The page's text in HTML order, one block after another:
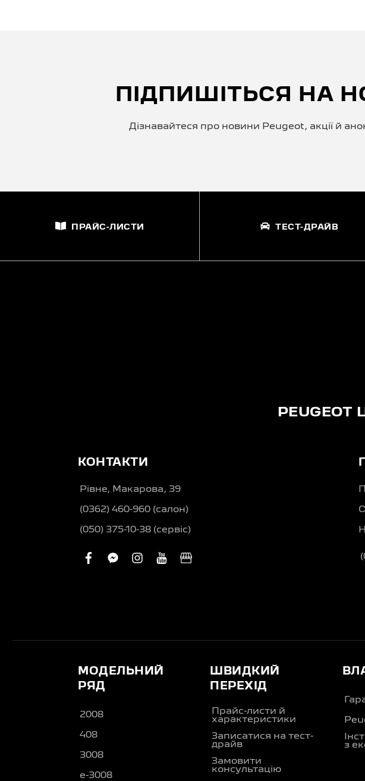
ПІДПИШІТЬСЯ НА
Дізнавайтеся про новини Peugeot, акції й
ПРАЙС-ЛИСТИ ТЕСТ-ДРАЙВ
КОНТАКТИ
Рівне, Макарова, 39
(0362) 460-960 (салон)
(050) 375-10-38 (сервіс)
facebook
facebook-
instagram
youtube
business
МОДЕЛЬНИЙ
РЯД
2008
408
3008
e-3008
ШВИДКИЙ
ПЕРЕХІД
Прайс-листи й
характеристики
Записатися на тест-
драйв
Замовити
консультацію
з